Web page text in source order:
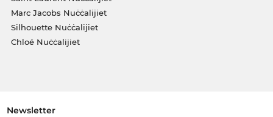
Marc Jacobs Nuċċalijiet
Silhouette Nuċċalijiet
Chloé Nuċċalijiet
Newsletter